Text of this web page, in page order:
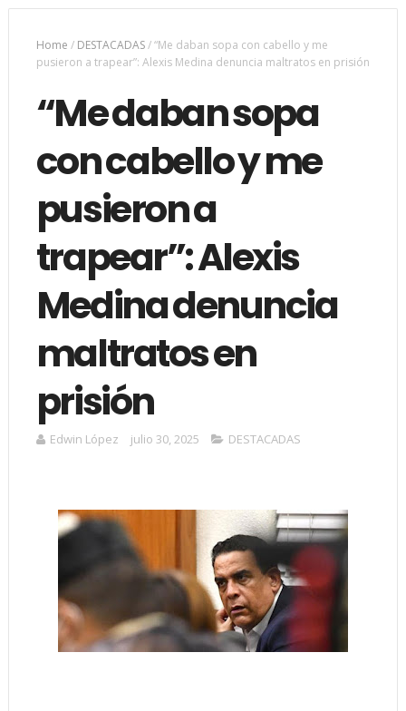
Home / DESTACADAS/“Me daban sopa con cabello y me
pusieron a trapear”: Alexis Medina denuncia maltratos en prisión
“Me daban sopa
con cabello y me
pusieron a
trapear”: Alexis
Medina denuncia
maltratos en
prisión
Edwin López julio 30, 2025 DESTACADAS